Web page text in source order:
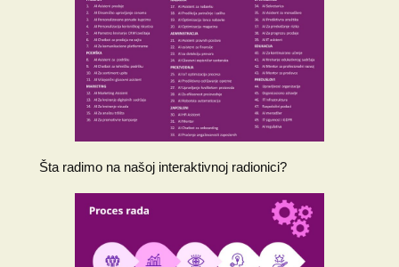
Šta radimo na našoj interaktivnoj radionici?